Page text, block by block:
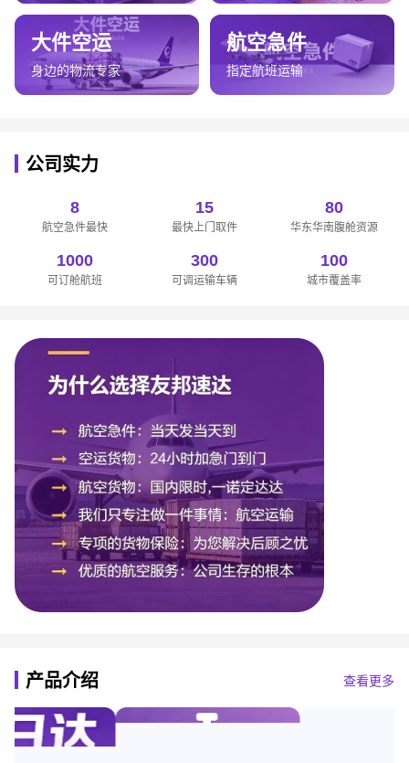
大件空运
身边的物流专家
航空急件
指定航班运输
公司实力
8
航空急件最快
15
最快上门取件
80
华东华南腹舱资源
1000
可订舱航班
300
可调运输车辆
100
城市覆盖率
产品介绍 查看更多